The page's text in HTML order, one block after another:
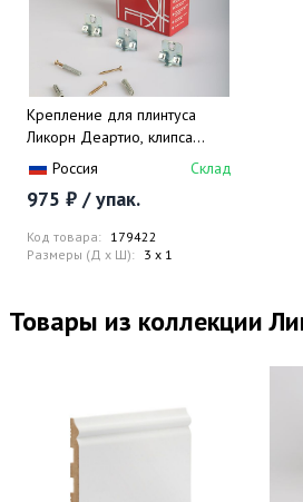
Крепление для плинтуса
Ликорн Деартио, клипса
монтажная, для плинтусов
Россия Склад
975 ₽ / упак.
Код товара: 179422
Размеры (Д x Ш): 3 x 1
Товары из коллекции